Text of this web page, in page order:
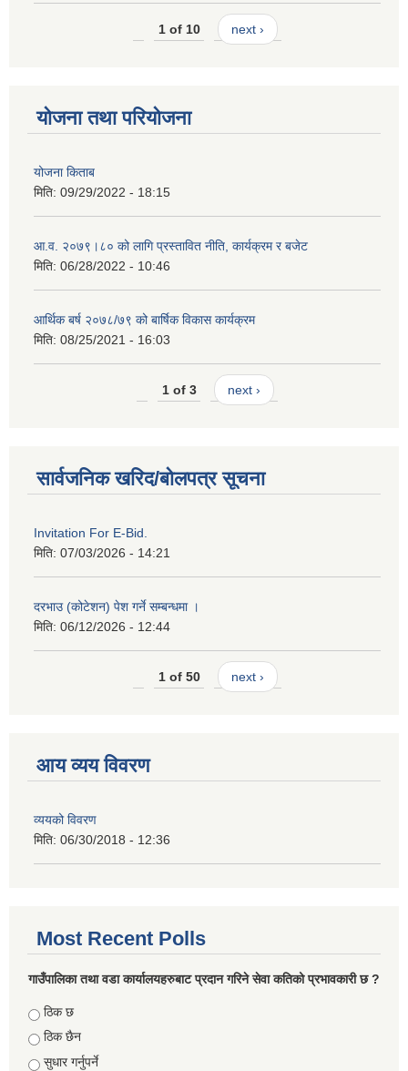
1 of 10 next ›
योजना तथा परियोजना
योजना किताब
मिति: 09/29/2022 - 18:15
आ.व. २०७९।८० को लागि प्रस्तावित नीति, कार्यक्रम र बजेट
मिति: 06/28/2022 - 10:46
आर्थिक बर्ष २०७८/७९ को बार्षिक विकास कार्यक्रम
मिति: 08/25/2021 - 16:03
1 of 3 next ›
सार्वजनिक खरिद/बोलपत्र सूचना
Invitation For E-Bid.
मिति: 07/03/2026 - 14:21
दरभाउ (कोटेशन) पेश गर्ने सम्बन्धमा ।
मिति: 06/12/2026 - 12:44
1 of 50 next ›
आय व्यय विवरण
व्ययको विवरण
मिति: 06/30/2018 - 12:36
Most Recent Polls
गाउँपालिका तथा वडा कार्यालयहरुबाट प्रदान गरिने सेवा कतिको प्रभावकारी छ ?
Choices
ठिक छ
ठिक छैन
सुधार गर्नुपर्ने